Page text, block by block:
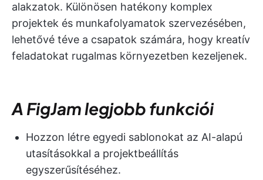
alakzatok. Különösen hatékony komplex
projektek és munkafolyamatok szervezésében,
lehetővé téve a csapatok számára, hogy kreatív
feladatokat rugalmas környezetben kezeljenek.
A FigJam legjobb funkciói
Hozzon létre egyedi sablonokat az AI-alapú
utasításokkal a projektbeállítás
egyszerűsítéséhez.